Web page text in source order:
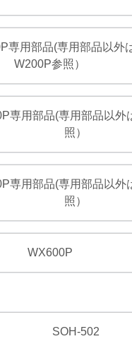
専用部品(専用部品以外
W200P参照）
専用部品(専用部品以外
照）
専用部品(専用部品以外
照）
WX600P
SOH-502